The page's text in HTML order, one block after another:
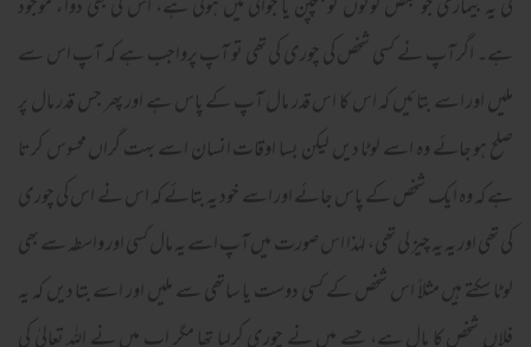
کی یہ بیماری جو بعض لوگوں کو بچپن یا جوانی میں ہوتی ہے، اس کی بھی دواء موجود
ہے۔ اگر آپ نے کسی شخص کی چوری کی تھی تو آپ پرواجب ہے کہ آپ اس سے
ملیں اور اسے بتائیں کہ اس کا اس قدر مال آپ کے پاس ہے اور پھر جس قدر مال پر
صلح ہو جائے وہ اسے لوٹا دیں لیکن بسا اوقات انسان اسے بہت گراں محسوس کرتا
ہے کہ وہ ایک شخص کے پاس جائے اور اسے خود یہ بتائے کہ اس نے اس کی چوری
کی تھی اور یہ یہ چیز لی تھی، لہٰذا اس صورت میں آپ اسے یہ مال کسی اور واسطہ سے بھی
لوٹا سکتے ہیں مثلاً اس شخص کے کسی دوست یا ساتھی سے ملیں اور اسے بتا دیں کہ یہ